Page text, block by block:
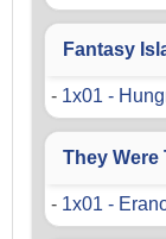
Fantasy
- 1x01 -
They Were
- 1x01 -